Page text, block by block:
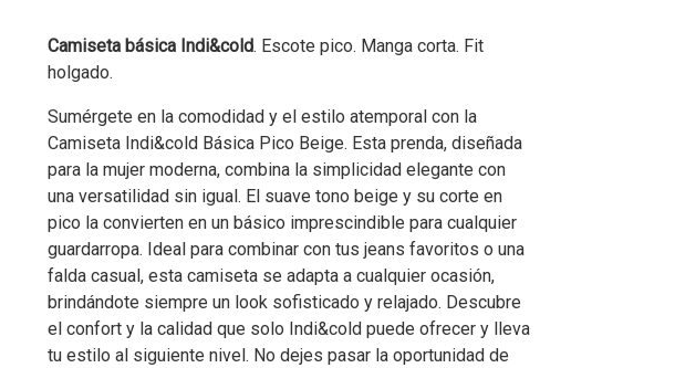
Camiseta básica Indi&cold. Escote pico. Manga corta. Fit
holgado.
Sumérgete en la comodidad y el estilo atemporal con la
Camiseta Indi&cold Básica Pico Beige. Esta prenda, diseñada
para la mujer moderna, combina la simplicidad elegante con
una versatilidad sin igual. El suave tono beige y su corte en
pico la convierten en un básico imprescindible para cualquier
guardarropa. Ideal para combinar con tus jeans favoritos o una
falda casual, esta camiseta se adapta a cualquier ocasión,
brindándote siempre un look sofisticado y relajado. Descubre
el confort y la calidad que solo Indi&cold puede ofrecer y lleva
tu estilo al siguiente nivel. No dejes pasar la oportunidad de